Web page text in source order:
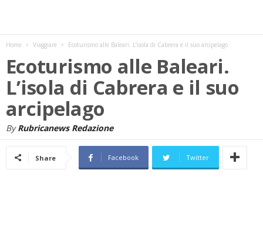
Home Viaggiare Ecoturismo alle Baleari. L’isola di Cabrera e il suo arcipelago
Ecoturismo alle Baleari.
L’isola di Cabrera e il suo
arcipelago
By Rubricanews Redazione
Share Facebook Twitter